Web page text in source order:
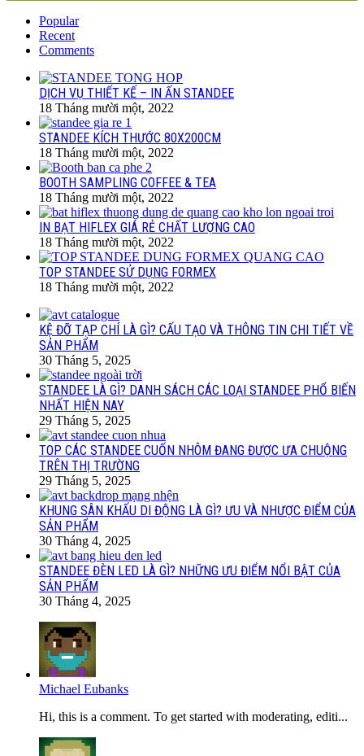
Popular
Recent
Comments
DỊCH VỤ THIẾT KẾ – IN ẤN STANDEE
18 Tháng mười một, 2022
STANDEE KÍCH THƯỚC 80X200CM
18 Tháng mười một, 2022
BOOTH SAMPLING COFFEE & TEA
18 Tháng mười một, 2022
IN BẠT HIFLEX GIÁ RẺ CHẤT LƯỢNG CAO
18 Tháng mười một, 2022
TOP STANDEE SỬ DỤNG FORMEX
18 Tháng mười một, 2022
KỆ ĐỠ TẠP CHÍ LÀ GÌ? CẤU TẠO VÀ THÔNG TIN CHI TIẾT VỀ
SẢN PHẨM
30 Tháng 5, 2025
STANDEE LÀ GÌ? DANH SÁCH CÁC LOẠI STANDEE PHỔ BIẾN
NHẤT HIỆN NAY
29 Tháng 5, 2025
TOP CÁC STANDEE CUỐN NHÔM ĐANG ĐƯỢC ƯA CHUỘNG
TRÊN THỊ TRƯỜNG
29 Tháng 5, 2025
KHUNG SÂN KHẤU DI ĐỘNG LÀ GÌ? ƯU VÀ NHƯỢC ĐIỂM CỦA
SẢN PHẨM
30 Tháng 4, 2025
STANDEE ĐÈN LED LÀ GÌ? NHỮNG ƯU ĐIỂM NỔI BẬT CỦA
SẢN PHẨM
30 Tháng 4, 2025
Michael Eubanks
Hi, this is a comment. To get started with moderating, editi...